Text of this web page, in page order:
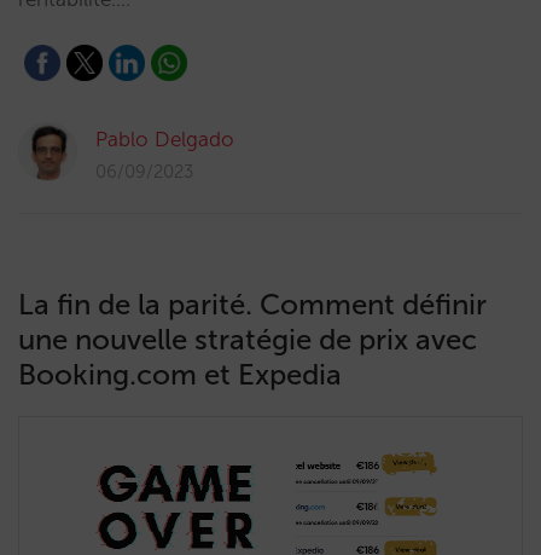
Pablo Delgado
06/09/2023
La fin de la parité. Comment définir
une nouvelle stratégie de prix avec
Booking.com et Expedia